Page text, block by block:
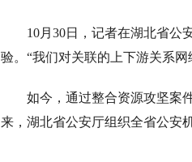
10月30日，记者在湖北省公
验。“我们对关联的上下游关系
如今，通过整合资源攻坚案
来，湖北省公安厅组织全省公安